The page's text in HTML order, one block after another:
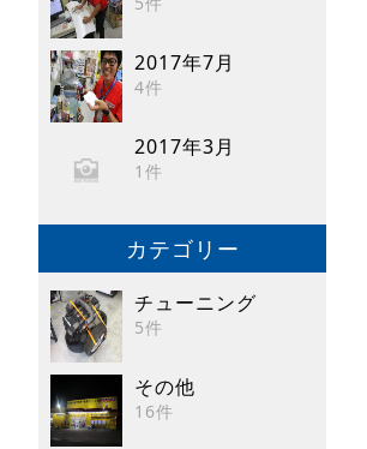
2017年7月
4件
2017年3月
1件
カテゴリー
チューニング
5件
その他
16件